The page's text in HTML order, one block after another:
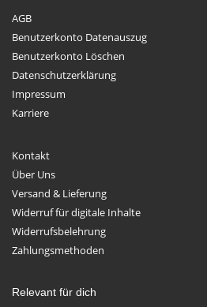
AGB
Benutzerkonto Datenauszug
Benutzerkonto Löschen
Datenschutzerklärung
Impressum
Karriere
Kontakt
Über Uns
Versand & Lieferung
Widerruf für digitale Inhalte
Widerrufsbelehrung
Zahlungsmethoden
Relevant für dich